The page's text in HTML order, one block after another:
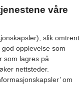
våre
slik omtrent
opplevelse som
som lagres på
nettsteder.
om